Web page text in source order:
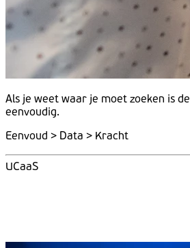
Als je weet waar je moet zoeken is de
eenvoudig.
Eenvoud > Data > Kracht
UCaaS